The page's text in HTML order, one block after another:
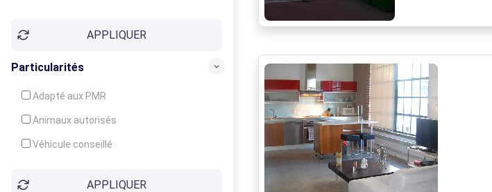
Soins du corpsAPPLIQUER
Particularités
Adapté aux PMR
Animaux autorisés
Véhicule conseillé
APPLIQUER